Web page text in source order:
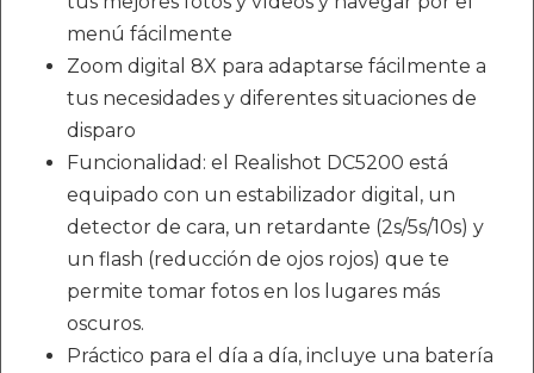
menú fácilmente
Zoom digital 8X para adaptarse fácilmente a
tus necesidades y diferentes situaciones de
disparo
Funcionalidad: el Realishot DC5200 está
equipado con un estabilizador digital, un
detector de cara, un retardante (2s/5s/10s) y
un flash (reducción de ojos rojos) que te
permite tomar fotos en los lugares más
oscuros.
Práctico para el día a día, incluye una batería